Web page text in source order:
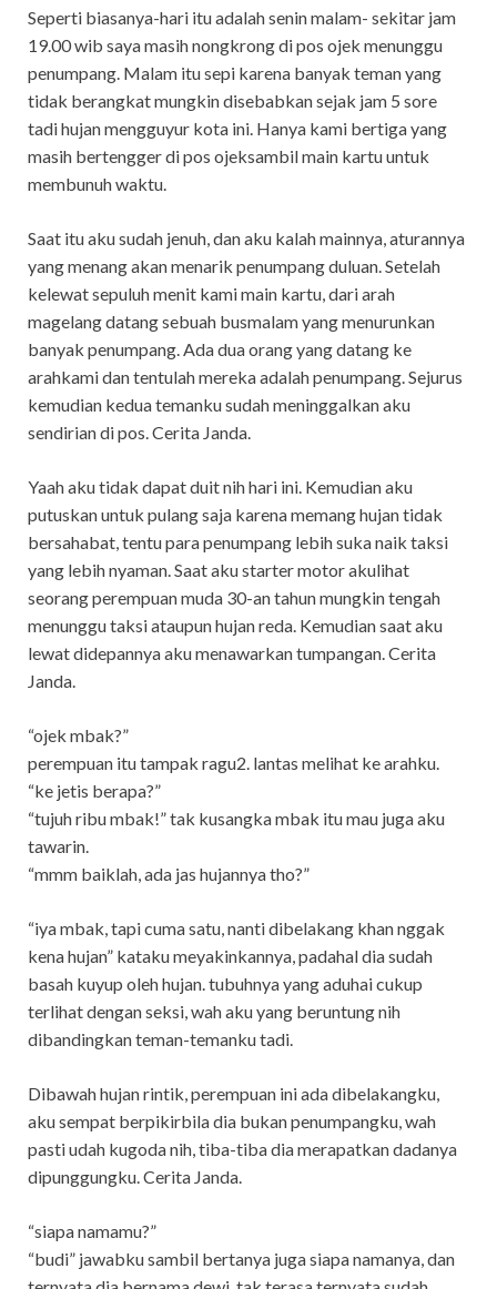
Seperti biasanya-hari itu adalah senin malam- sekitar jam
19.00 wib saya masih nongkrong di pos ojek menunggu
penumpang. Malam itu sepi karena banyak teman yang
tidak berangkat mungkin disebabkan sejak jam 5 sore
tadi hujan mengguyur kota ini. Hanya kami bertiga yang
masih bertengger di pos ojeksambil main kartu untuk
membunuh waktu.
Saat itu aku sudah jenuh, dan aku kalah mainnya, aturannya
yang menang akan menarik penumpang duluan. Setelah
kelewat sepuluh menit kami main kartu, dari arah
magelang datang sebuah busmalam yang menurunkan
banyak penumpang. Ada dua orang yang datang ke
arahkami dan tentulah mereka adalah penumpang. Sejurus
kemudian kedua temanku sudah meninggalkan aku
sendirian di pos. Cerita Janda.
Yaah aku tidak dapat duit nih hari ini. Kemudian aku
putuskan untuk pulang saja karena memang hujan tidak
bersahabat, tentu para penumpang lebih suka naik taksi
yang lebih nyaman. Saat aku starter motor akulihat
seorang perempuan muda 30-an tahun mungkin tengah
menunggu taksi ataupun hujan reda. Kemudian saat aku
lewat didepannya aku menawarkan tumpangan. Cerita
Janda.
“ojek mbak?”
perempuan itu tampak ragu2. lantas melihat ke arahku.
“ke jetis berapa?”
“tujuh ribu mbak!” tak kusangka mbak itu mau juga aku
tawarin.
“mmm baiklah, ada jas hujannya tho?”
“iya mbak, tapi cuma satu, nanti dibelakang khan nggak
kena hujan” kataku meyakinkannya, padahal dia sudah
basah kuyup oleh hujan. tubuhnya yang aduhai cukup
terlihat dengan seksi, wah aku yang beruntung nih
dibandingkan teman-temanku tadi.
Dibawah hujan rintik, perempuan ini ada dibelakangku,
aku sempat berpikirbila dia bukan penumpangku, wah
pasti udah kugoda nih, tiba-tiba dia merapatkan dadanya
dipunggungku. Cerita Janda.
“siapa namamu?”
“budi” jawabku sambil bertanya juga siapa namanya, dan